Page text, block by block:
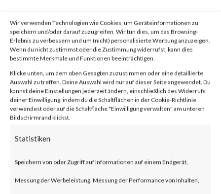
Wir verwenden Technologien wie Cookies, um Geräteinformationen zu
speichern und/oder darauf zuzugreifen. Wir tun dies, um das Browsing-
Erlebnis zu verbessern und um (nicht) personalisierte Werbung anzuzeigen.
Wenn du nicht zustimmst oder die Zustimmung widerrufst, kann dies
bestimmte Merkmale und Funktionen beeinträchtigen.
Klicke unten, um dem oben Gesagten zuzustimmen oder eine detaillierte
Auswahl zu treffen. Deine Auswahl wird nur auf dieser Seite angewendet. Du
kannst deine Einstellungen jederzeit ändern, einschließlich des Widerrufs
deiner Einwilligung, indem du die Schaltflächen in der Cookie-Richtlinie
verwendest oder auf die Schaltfläche "Einwilligung verwalten" am unteren
Bildschirmrand klickst.
Statistiken
Speichern von oder Zugriff auf Informationen auf einem Endgerät,
Messung der Werbeleistung, Messung der Performance von Inhalten,
2024-21888,
CVE-2024-
21893)
von|7. Feb. 2024
Facebook 0